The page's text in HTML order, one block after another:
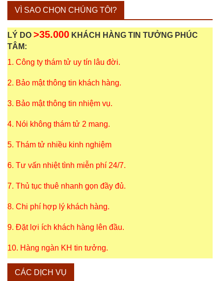
VÌ SAO CHỌN CHÚNG TÔI?
LÝ DO >35.000 KHÁCH HÀNG TIN TƯỞNG PHÚC
TÂM:
1. Công ty thám tử uy tín lâu đời.
2. Bảo mật thông tin khách hàng.
3. Bảo mật thông tin nhiệm vụ.
4. Nói không thám tử 2 mang.
5. Thám tử nhiều kinh nghiệm
6. Tư vấn nhiệt tình miễn phí 24/7.
7. Thủ tục thuê nhanh gọn đầy đủ.
8. Chi phí hợp lý khách hàng.
9. Đặt lợi ích khách hàng lên đầu.
10. Hàng ngàn KH tin tưởng.
CÁC DỊCH VỤ